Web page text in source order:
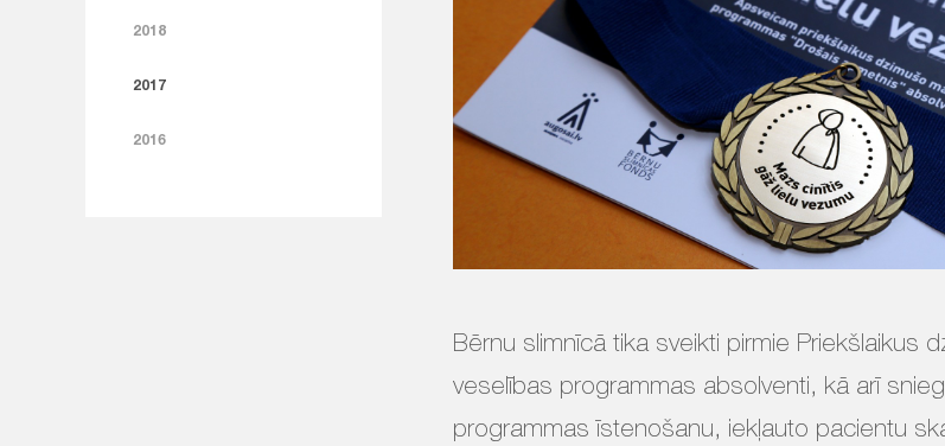
2018
2017
2016
Bērnu slimnīcā tika sveikti pirmie Priekšlaikus
veselības programmas absolventi, kā arī
programmas īstenošanu, iekļauto pacientu